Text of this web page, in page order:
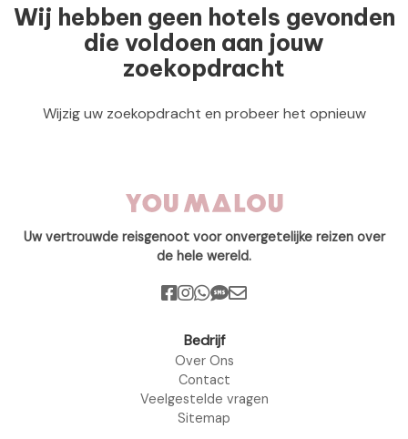
Wij hebben geen hotels gevonden
die voldoen aan jouw
zoekopdracht
Wijzig uw zoekopdracht en probeer het opnieuw
Uw vertrouwde reisgenoot voor onvergetelijke reizen over
de hele wereld.
Bedrijf
Over Ons
Contact
Veelgestelde vragen
Sitemap